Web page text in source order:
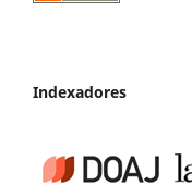
Indexadores